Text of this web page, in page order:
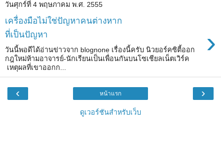
วันศุกร์ที่ 4 พฤษภาคม พ.ศ. 2555
เครื่องมือไม่ใช่ปัญหาคนต่างหาก
ที่เป็นปัญหา
›
วันนี้พอดีได้อ่านข่าวจาก blognone เรื่องนี้ครับ นิวยอร์คซิตี้ออก
กฎใหม่ห้ามอาจารย์-นักเรียนเป็นเพื่อนกันบนโซเชียลเน็ตเวิร์ค
เหตุผลที่เขาออกก...
‹ ›
หน้าแรก
ดูเวอร์ชันสำหรับเว็บ